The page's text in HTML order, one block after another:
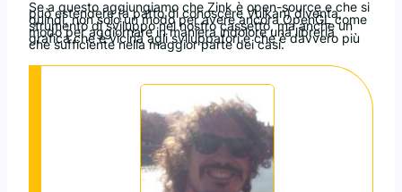
Se a questo aggiungiamo che Zink è open-source e che si
può estendere (a patto di conoscere Vulkan) diventa,
quindi, non solo un modo per avere ancora OpenGL come
strumento di sviluppo nel nostro cassetto, ma anche un
modo per aggiornare in maniera indolore una libreria
grafica che è vicina agli sviluppatori e che è davvero più
che sufficiente nella maggior parte dei casi.